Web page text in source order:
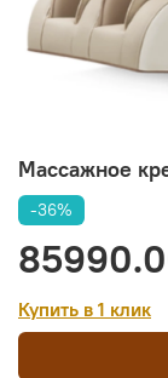
Массажное
-36%
Купить в 1 клик